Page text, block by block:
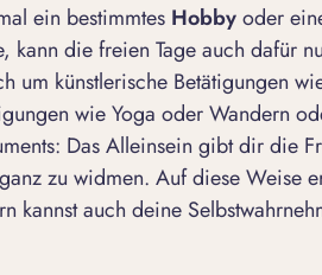
ein bestimmtes Hobbyoder
kann die freien Tage auch dafür
um künstlerische Betätigungen
wie Yoga oder Wandern
Das Alleinsein gibt dir die
zu widmen. Auf diese Weise
kannst auch deine